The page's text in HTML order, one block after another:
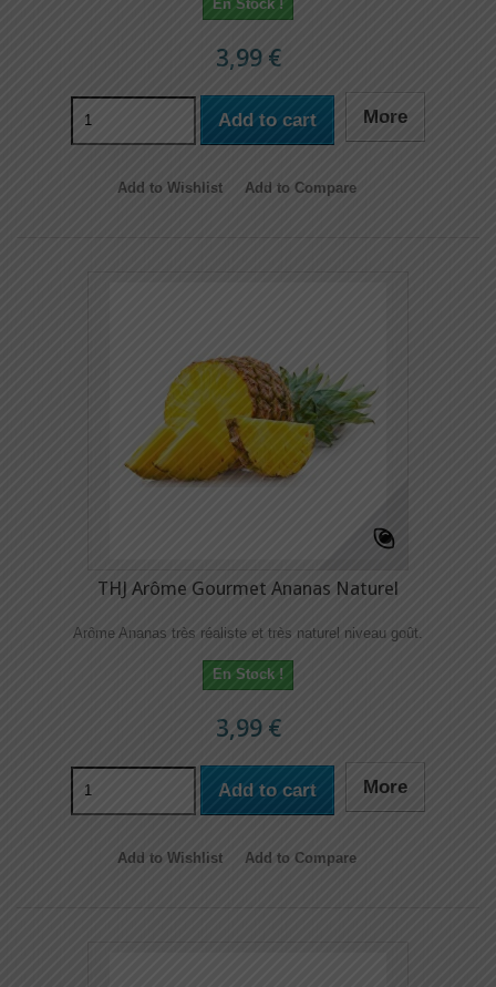
En Stock !
3,99 €
Add to cart More
Add to Wishlist Add to Compare
THJ Arôme Gourmet Ananas Naturel
Arôme Ananas très réaliste et très naturel niveau goût.
En Stock !
3,99 €
Add to cart More
Add to Wishlist Add to Compare